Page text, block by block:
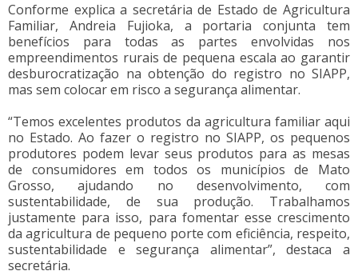
Conforme explica a secretária de Estado de Agricultura
Familiar, Andreia Fujioka, a portaria conjunta tem
benefícios para todas as partes envolvidas nos
empreendimentos rurais de pequena escala ao garantir
desburocratização na obtenção do registro no SIAPP,
mas sem colocar em risco a segurança alimentar.
“Temos excelentes produtos da agricultura familiar aqui
no Estado. Ao fazer o registro no SIAPP, os pequenos
produtores podem levar seus produtos para as mesas
de consumidores em todos os municípios de Mato
Grosso, ajudando no desenvolvimento, com
sustentabilidade, de sua produção. Trabalhamos
justamente para isso, para fomentar esse crescimento
da agricultura de pequeno porte com eficiência, respeito,
sustentabilidade e segurança alimentar”, destaca a
secretária.